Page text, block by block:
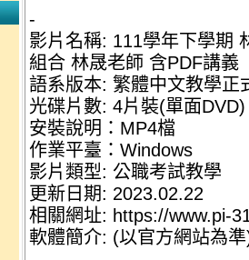
-
影片名稱: 111學年下學期
組合 林晟老師 含PDF講義
語系版本: 繁體中文教學正
光碟片數: 4片裝(單面DVD)
安裝說明：MP4檔
作業平臺：Windows
影片類型: 公職考試教學
更新日期: 2023.02.22
相關網址: https://www.pi-
軟體簡介: (以官方網站為